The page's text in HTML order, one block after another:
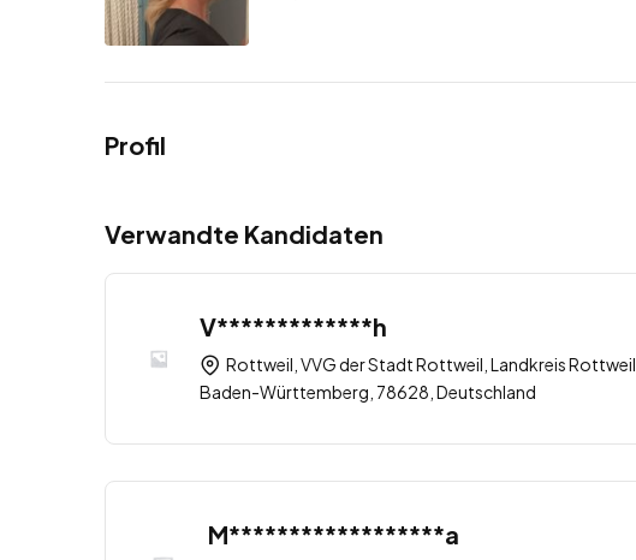
Profil
Verwandte Kandidaten
V*************h
Rottweil, VVG der Stadt Rottweil, Landkreis Rottweil,
Baden-Württemberg, 78628, Deutschland
M******************a